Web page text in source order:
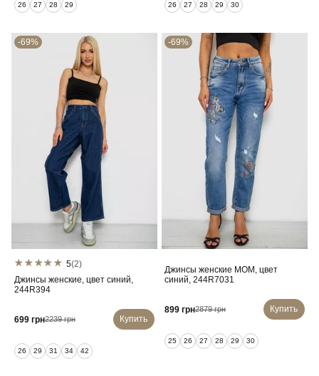
26 27 28 29 26 27 28 29 30
-69%
5(2)
Джинсы женские, цвет синий,
244R394
699 грн2239 грн Купить
26 29 31 34 42
-69%
Джинсы женские MOM, цвет
синий, 244R7031
899 грн2879 грн Купить
25 26 27 28 29 30